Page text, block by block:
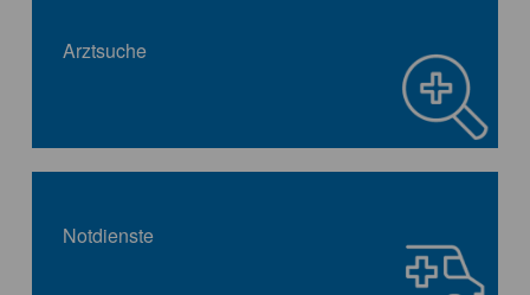
Arztsuche
Notdienste